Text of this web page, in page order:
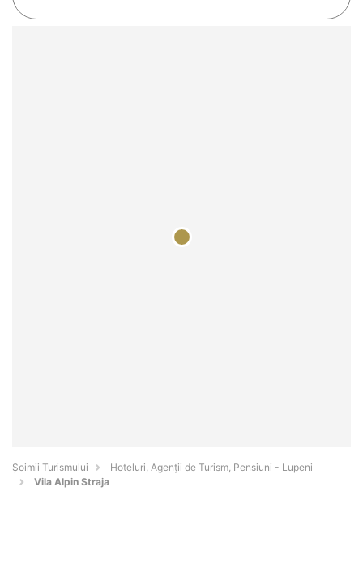
Șoimii Turismului
Hoteluri, Agenții de Turism, Pensiuni - Lupeni
Vila Alpin Straja